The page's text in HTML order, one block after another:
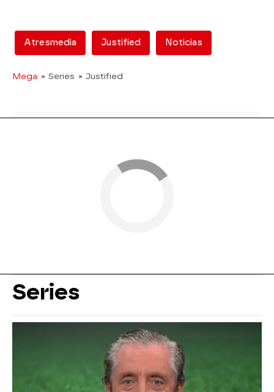
Atresmedia Justified Noticias
Mega » Series » Justified
Series